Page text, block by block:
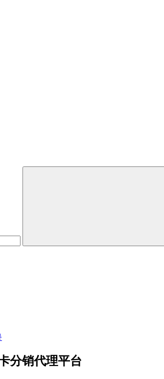
分销代理平台